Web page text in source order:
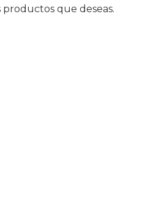
que deseas.